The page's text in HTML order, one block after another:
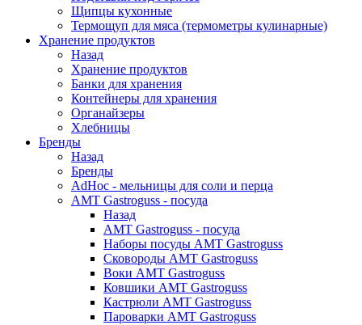
Щипцы кухонные
Термощуп для мяса (термометры кулинарные)
Хранение продуктов
Назад
Хранение продуктов
Банки для хранения
Контейнеры для хранения
Органайзеры
Хлебницы
Бренды
Назад
Бренды
AdHoc - мельницы для соли и перца
AMT Gastroguss - посуда
Назад
AMT Gastroguss - посуда
Наборы посуды AMT Gastroguss
Сковороды AMT Gastroguss
Воки AMT Gastroguss
Ковшики AMT Gastroguss
Кастрюли AMT Gastroguss
Пароварки AMT Gastroguss